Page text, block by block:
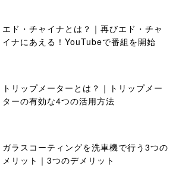
エド・チャイナとは？｜再びエド・チャ
イナにあえる！YouTubeで番組を開始
トリップメーターとは？｜トリップメー
ターの有効な4つの活用方法
ガラスコーティングを洗車機で行う3つの
メリット｜3つのデメリット